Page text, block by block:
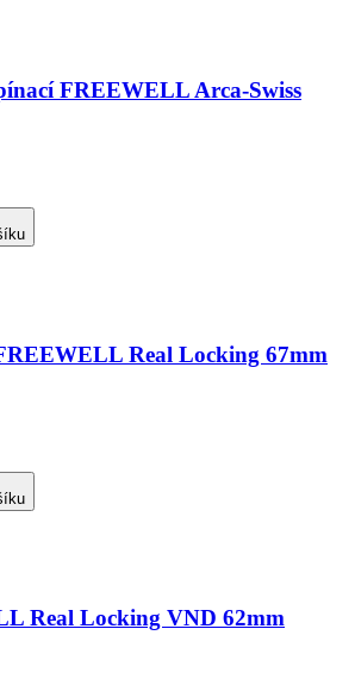
FREEWELL Arca-Swiss
Real Locking 67mm
Real Locking VND 62mm